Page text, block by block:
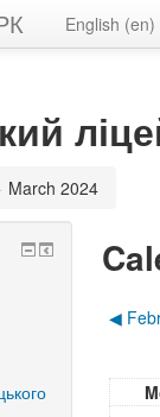
English ‎(en)‎
March 2024
◀︎